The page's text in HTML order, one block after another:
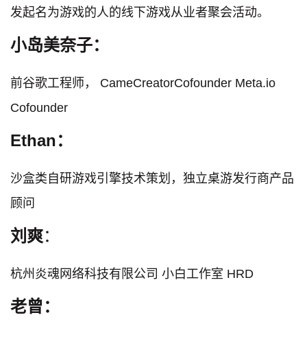
发起名为游戏的人的线下游戏从业者聚会活动。
小岛美奈子：
前谷歌工程师， CameCreatorCofounder Meta.io
Cofounder
Ethan：
沙盒类自研游戏引擎技术策划，独立桌游发行商产品
顾问
刘爽：
杭州炎魂网络科技有限公司 小白工作室 HRD
老曾：